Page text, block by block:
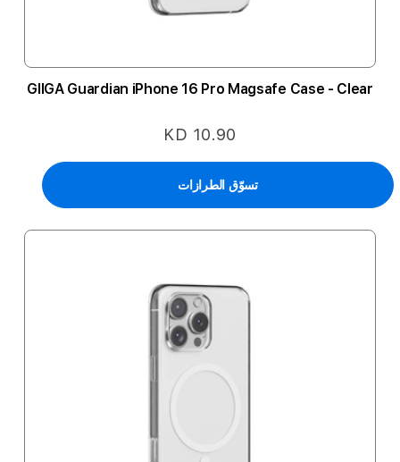
GIIGA Guardian iPhone 16 Pro Magsafe Case - Clear
KD 10.90
تسوّق الطرازات